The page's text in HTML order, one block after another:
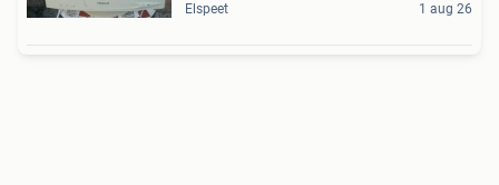
Elspeet 1 aug 26